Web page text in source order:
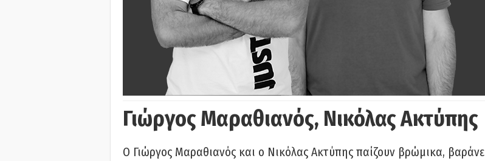
Γιώργος Μαραθιανός, Νικόλας Ακτύπης
Ο Γιώργος Μαραθιανός και ο Νικόλας Ακτύπης παίζουν βρώμικα, βαράνε